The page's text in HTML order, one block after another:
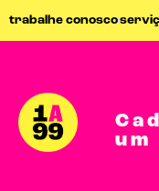
trabalhe conosco
um